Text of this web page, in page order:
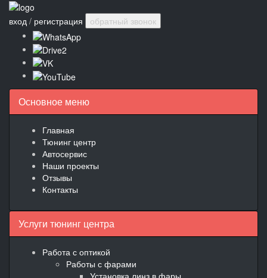
вход / регистрация обратный звонок
Основное меню
Главная
Тюнинг центр
Автосервис
Наши проекты
Отзывы
Контакты
Услуги тюнинг центра
Работа с оптикой
Работы с фарами
Установка линз в фары